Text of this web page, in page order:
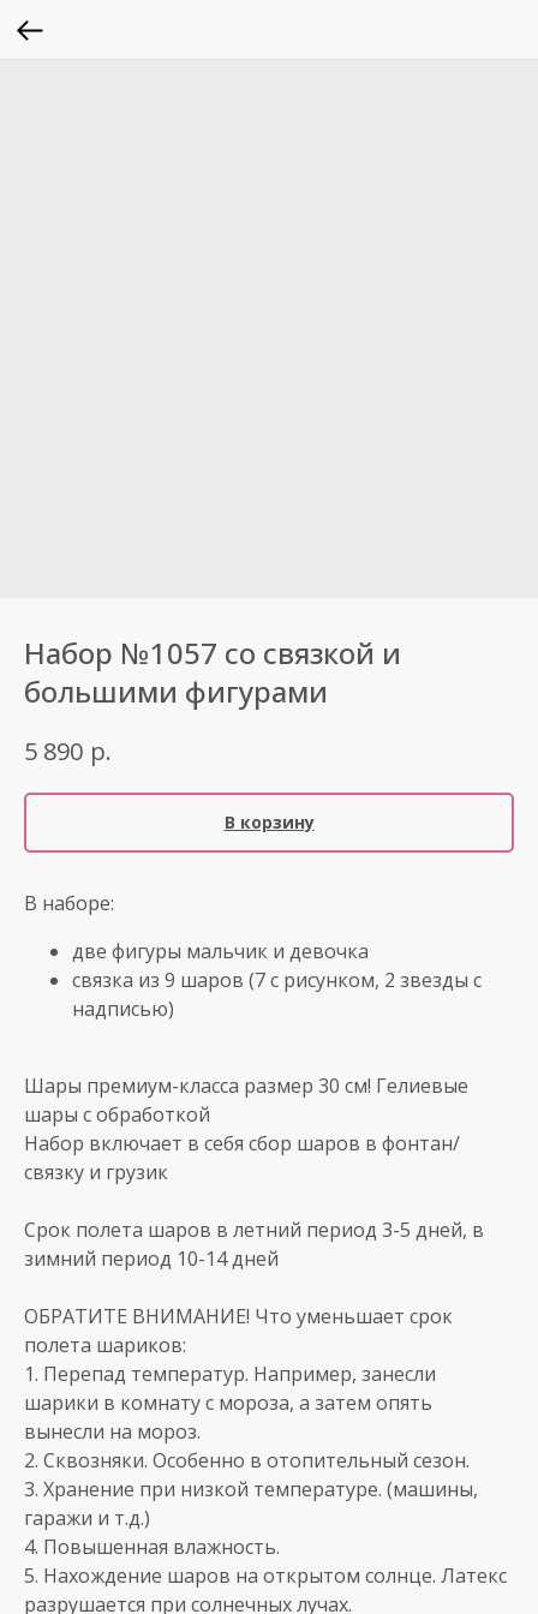
Набор №1057 со связкой и
большими фигурами
5 890 р.
В корзину
В наборе:
две фигуры мальчик и девочка
связка из 9 шаров (7 с рисунком, 2 звезды с
надписью)
Шары премиум-класса размер 30 см! Гелиевые
шары с обработкой
Набор включает в себя сбор шаров в фонтан/
связку и грузик
Срок полета шаров в летний период 3-5 дней, в
зимний период 10-14 дней
ОБРАТИТЕ ВНИМАНИЕ! Что уменьшает срок
полета шариков:
1. Перепад температур. Например, занесли
шарики в комнату с мороза, а затем опять
вынесли на мороз.
2. Сквозняки. Особенно в отопительный сезон.
3. Хранение при низкой температуре. (машины,
гаражи и т.д.)
4. Повышенная влажность.
5. Нахождение шаров на открытом солнце. Латекс
разрушается при солнечных лучах.